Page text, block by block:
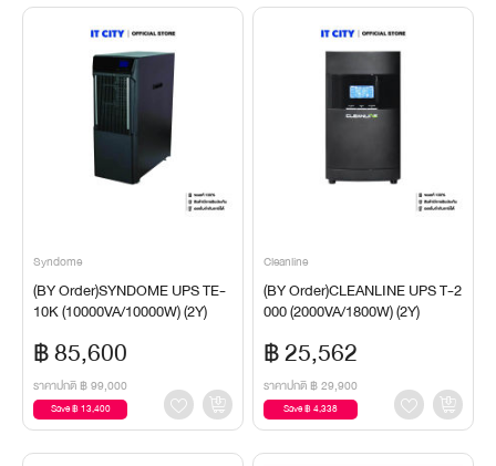
Syndome
(BY Order)SYNDOME UPS TE-
10K (10000VA/10000W) (2Y)
฿ 85,600
ราคาปกติ ฿ 99,000
Save ฿ 13,400
Cleanline
(BY Order)CLEANLINE UPS T-2
000 (2000VA/1800W) (2Y)
฿ 25,562
ราคาปกติ ฿ 29,900
Save ฿ 4,338